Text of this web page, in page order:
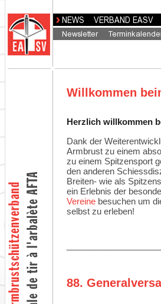
Willkommen
Herzlich willkommen
Dank der
Armbrust zu einem
zu einem Spitzensport
den anderen
Breiten- wie als
ein Erlebnis der
Vereine besuchen um
selbst zu erleben!
88.